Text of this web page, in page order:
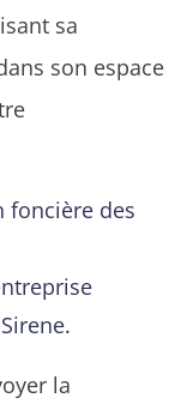
sa
son espace
foncière des
la